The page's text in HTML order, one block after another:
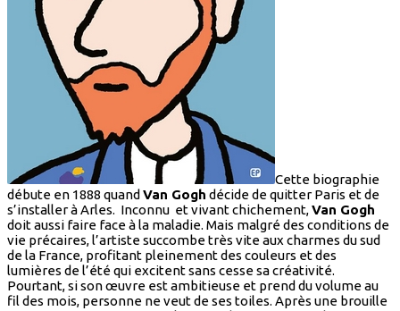
Cette biographie
débute en 1888 quand Van Gogh décide de quitter Paris et de
s’installer à Arles. Inconnu et vivant chichement,Van Gogh
doit aussi faire face à la maladie. Mais malgré des conditions de
vie précaires, l’artiste succombe très vite aux charmes du sud
de la France, profitant pleinement des couleurs et des
lumières de l’été qui excitent sans cesse sa créativité.
Pourtant, si son œuvre est ambitieuse et prend du volume au
fil des mois, personne ne veut de ses toiles. Après une brouille